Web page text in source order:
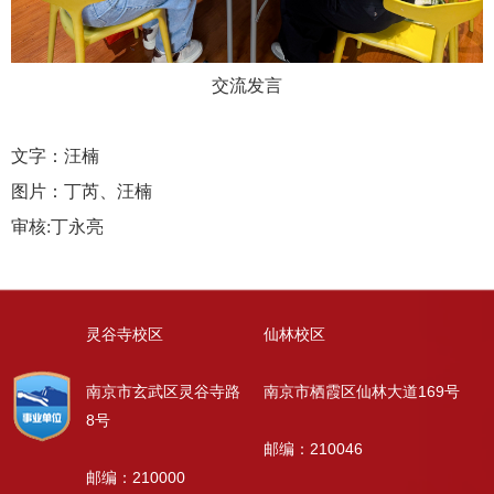
交流发言
文字：汪楠
图片：丁芮、汪楠
审核:丁永亮
灵谷寺校区
南京市玄武区灵谷寺路
8号
邮编：210000
仙林校区
南京市栖霞区仙林大道169号
邮编：210046